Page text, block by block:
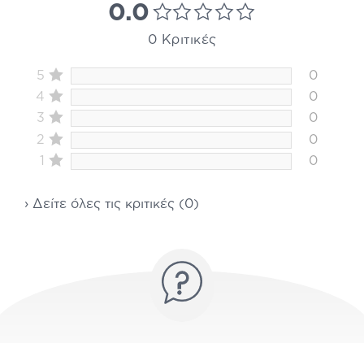
0.0
0 Κριτικές
5
0
4
0
3
0
2
0
1
0
› Δείτε όλες τις κριτικές (0)